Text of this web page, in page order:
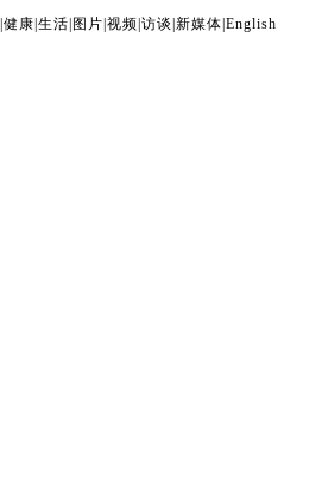
健康 生活 图片 视频 访谈 新媒体 English